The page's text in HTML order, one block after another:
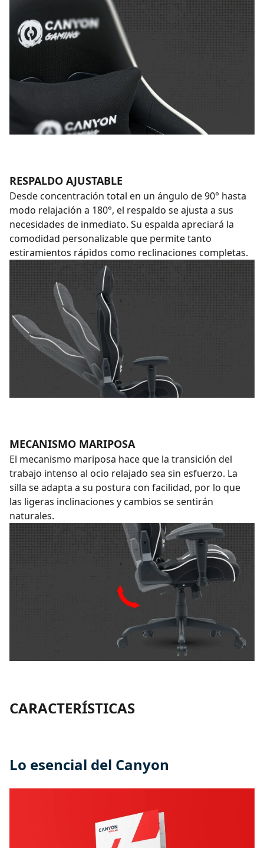
RESPALDO AJUSTABLE
Desde concentración total en un ángulo de 90° hasta
modo relajación a 180°, el respaldo se ajusta a sus
necesidades de inmediato. Su espalda apreciará la
comodidad personalizable que permite tanto
estiramientos rápidos como reclinaciones completas.
MECANISMO MARIPOSA
El mecanismo mariposa hace que la transición del
trabajo intenso al ocio relajado sea sin esfuerzo. La
silla se adapta a su postura con facilidad, por lo que
las ligeras inclinaciones y cambios se sentirán
naturales.
CARACTERÍSTICAS
Lo esencial del Canyon